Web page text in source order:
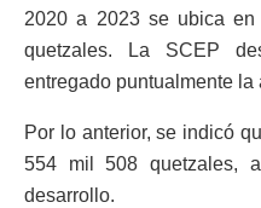
2020 a 2023 se ubica
quetzales. La SCEP
entregado puntualmente
Por lo anterior, se indicó
554 mil 508 quetzales,
desarrollo.